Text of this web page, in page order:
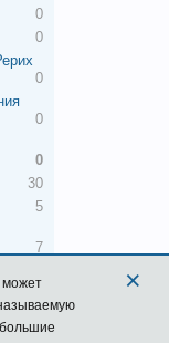
0
0
0
0
0
30
5
7
3
может
×